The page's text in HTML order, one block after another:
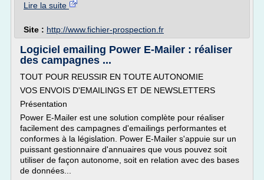
Lire la suite
Site : http://www.fichier-prospection.fr
Logiciel emailing Power E-Mailer : réaliser
des campagnes ...
TOUT POUR REUSSIR EN TOUTE AUTONOMIE
VOS ENVOIS D'EMAILINGS ET DE NEWSLETTERS
Présentation
Power E-Mailer est une solution complète pour réaliser
facilement des campagnes d'emailings performantes et
conformes à la législation. Power E-Mailer s'appuie sur un
puissant gestionnaire d'annuaires que vous pouvez soit
utiliser de façon autonome, soit en relation avec des bases
de données...